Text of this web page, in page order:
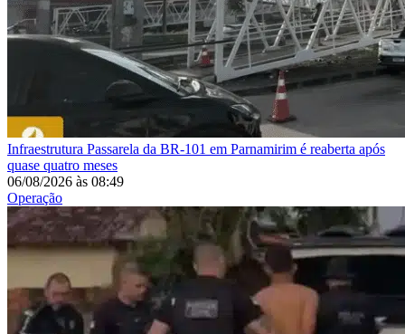
Infraestrutura Passarela da BR-101 em Parnamirim é reaberta após
quase quatro meses
06/08/2026 às 08:49
Operação